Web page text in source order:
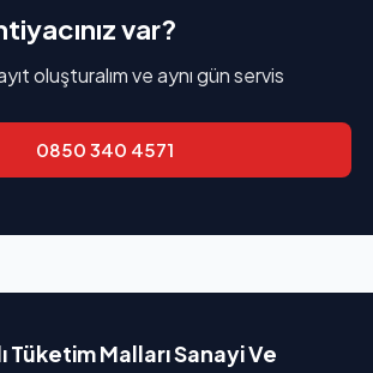
var?
oluşturalım ve aynı gün servis
0850 340 4571
Tüketim Malları Sanayi Ve